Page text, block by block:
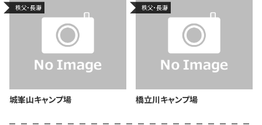
秩父・長瀞
城峯山キャンプ場
秩父・長瀞
橋立川キャンプ場